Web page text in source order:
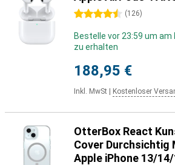
4.5 Sterne (126)
Bestelle vor 23:59 um am
zu erhalten
188,95 €
Inkl. MwSt Kostenloser
OtterBox React
Cover Durchsichtig
Apple iPhone 13/